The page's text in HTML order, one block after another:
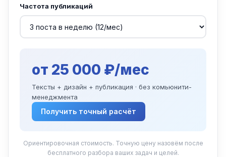
Частота публикаций
от 25 000 ₽/мес
Тексты + дизайн + публикация · без комьюнити-
менеджмента
Получить точный расчёт
Ориентировочная стоимость. Точную цену назовём после
бесплатного разбора ваших задач и целей.